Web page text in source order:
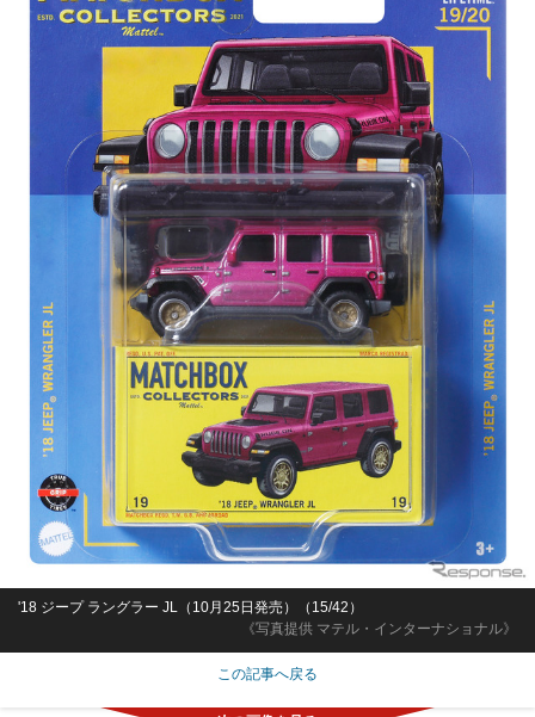
《写真提供 マテル・インターナショナル》
'18 ジープ ラングラー JL（10月25日発売）（15/42）
この記事へ戻る